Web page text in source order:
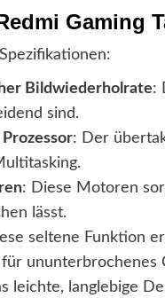
Gaming
Bildwiederholrate:
sind.
: Der
: Diese Motoren
lässt.
seltene Funktion
ununterbrochenes
leichte, langlebige